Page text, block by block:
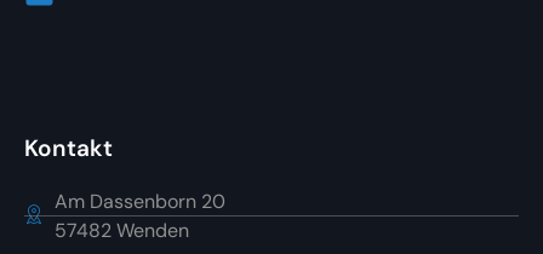
Kontakt
Am Dassenborn 20
57482 Wenden